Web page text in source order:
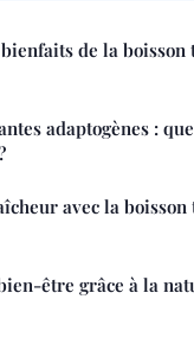
de la boisson
adaptogènes :
avec la boisson
être grâce à la